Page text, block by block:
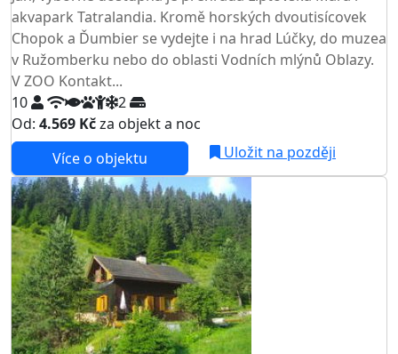
akvapark Tatralandia. Kromě horských dvoutisícovek
Chopok a Ďumbier se vydejte i na hrad Lúčky, do muzea
v Ružomberku nebo do oblasti Vodních mlýnů Oblazy.
V ZOO Kontakt...
10
2
Od: 4.569 Kčza objekt a noc
Více o objektu
Uložit na později